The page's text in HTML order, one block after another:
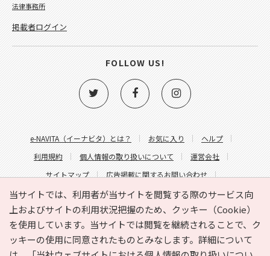
当サイトでは、利用者が当サイトを閲覧する際のサービス向
上およびサイトの利用状況把握のため、クッキー（Cookie）
を使用しています。当サイトでは閲覧を継続されることで、ク
ッキーの使用に同意されたものとみなします。詳細について
e-NAVITA（イーナビタ）とは？ お気に入り
ヘルプ
利用規約
個人情報の取り扱いについて
運営会社
サイトマップ
広告掲載に関するお問い合わせ
サイトの内容に関するお問い合わせ
法律事務所
掲載者ログイン
FOLLOW US!